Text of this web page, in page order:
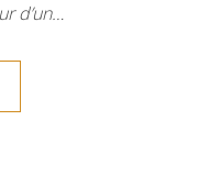
d’un…